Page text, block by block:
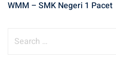
WMM – SMK Negeri 1 Pacet